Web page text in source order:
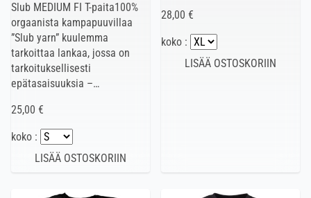
Slub MEDIUM FI T-paita100%
orgaanista kampapuuvillaa
”Slub yarn” kuulemma
tarkoittaa lankaa, jossa on
tarkoituksellisesti
epätasaisuuksia –…
25,00 €
koko :
28,00 €
koko :